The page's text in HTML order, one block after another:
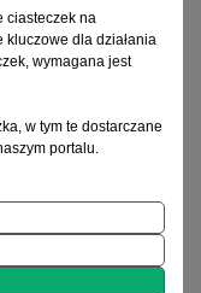
w
ciasteczek na
kluczowe dla działania
wymagana jest
w tym te dostarczane
portalu.